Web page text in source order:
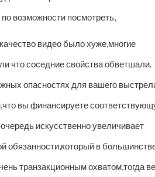
возможности посмотреть,
видео было хуже,многие
что соседние свойства обветшали.
опасностях для вашего
вы финансируете
искусственно увеличивает
обязанности,который в
транзакционным охватом,тогда